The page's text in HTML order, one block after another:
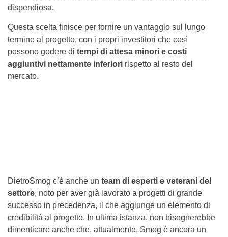
dispendiosa.
Questa scelta finisce per fornire un vantaggio sul lungo
termine al progetto, con i propri investitori che così
possono godere di tempi di attesa minori e costi
aggiuntivi nettamente inferiori rispetto al resto del
mercato.
DietroSmog c’è anche un team di esperti e veterani del
settore, noto per aver già lavorato a progetti di grande
successo in precedenza, il che aggiunge un elemento di
credibilità al progetto. In ultima istanza, non bisognerebbe
dimenticare anche che, attualmente, Smog è ancora un